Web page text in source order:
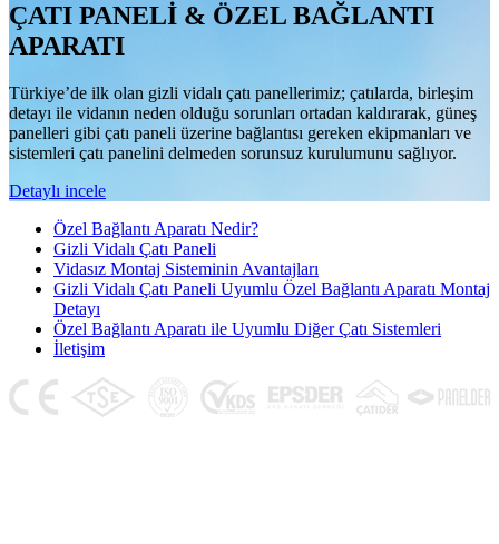
ÇATI PANELİ & ÖZEL BAĞLANTI
APARATI
Türkiye’de ilk olan gizli vidalı çatı panellerimiz; çatılarda, birleşim
detayı ile vidanın neden olduğu sorunları ortadan kaldırarak, güneş
panelleri gibi çatı paneli üzerine bağlantısı gereken ekipmanları ve
sistemleri çatı panelini delmeden sorunsuz kurulumunu sağlıyor.
Detaylı incele
Özel Bağlantı Aparatı Nedir?
Gizli Vidalı Çatı Paneli
Vidasız Montaj Sisteminin Avantajları
Gizli Vidalı Çatı Paneli Uyumlu Özel Bağlantı Aparatı Montaj
Detayı
Özel Bağlantı Aparatı ile Uyumlu Diğer Çatı Sistemleri
İletişim